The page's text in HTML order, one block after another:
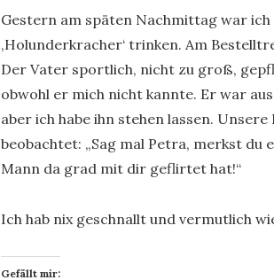
Gestern am späten Nachmittag war
‚Holunderkracher‘ trinken. Am
Der Vater sportlich, nicht zu groß,
obwohl er mich nicht kannte. Er war
aber ich habe ihn stehen lassen.
beobachtet: „Sag mal Petra, merkst du
Mann da grad mit dir geflirtet hat!“
Ich hab nix geschnallt und vermutlich
Gefällt mir: